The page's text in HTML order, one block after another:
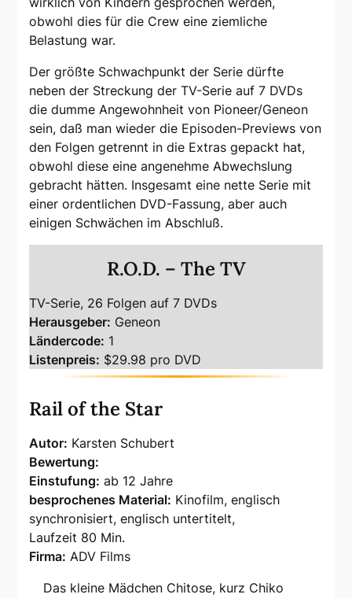
obwohl dies für die Crew eine ziemliche
Belastung war.
Der größte Schwachpunkt der Serie dürfte
neben der Streckung der TV-Serie auf 7 DVDs
die dumme Angewohnheit von Pioneer/Geneon
sein, daß man wieder die Episoden-Previews von
den Folgen getrennt in die Extras gepackt hat,
obwohl diese eine angenehme Abwechslung
gebracht hätten. Insgesamt eine nette Serie mit
einer ordentlichen DVD-Fassung, aber auch
einigen Schwächen im Abschluß.
R.O.D. – The TV
TV-Serie, 26 Folgen auf 7 DVDs
Herausgeber: Geneon
Ländercode: 1
Listenpreis: $29.98 pro DVD
Rail of the Star
Autor: Karsten Schubert
Bewertung:
Einstufung: ab 12 Jahre
besprochenes Material: Kinofilm, englisch
synchronisiert, englisch untertitelt,
Laufzeit 80 Min.
Firma: ADV Films
Das kleine Mädchen Chitose, kurz Chiko